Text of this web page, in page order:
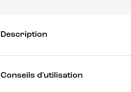
Description
Conseils d'utilisation